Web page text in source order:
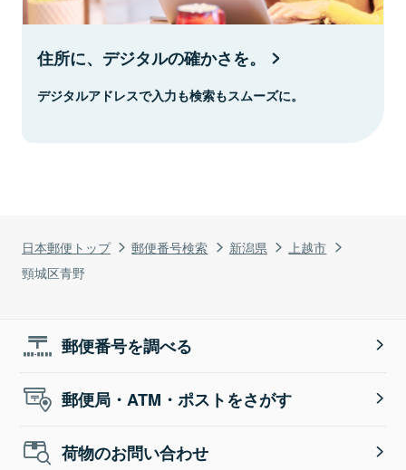
日本郵便トップ 郵便番号検索 新潟県
上越市
頸城区青野
住所に、デジタルの確かさを。
デジタルアドレスで入力も検索もスムーズに。
郵便番号を調べる
郵便局・ATM・ポストをさがす
荷物のお問い合わせ